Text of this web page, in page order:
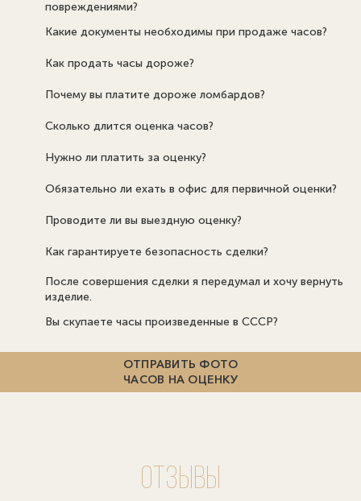
повреждениями?
Какие документы необходимы при продаже часов?
Как продать часы дороже?
Почему вы платите дороже ломбардов?
Сколько длится оценка часов?
Нужно ли платить за оценку?
Обязательно ли ехать в офис для первичной оценки?
Проводите ли вы выездную оценку?
Как гарантируете безопасность сделки?
После совершения сделки я передумал и хочу вернуть
изделие.
Вы скупаете часы произведенные в СССР?
ОТПРАВИТЬ ФОТО
ЧАСОВ НА ОЦЕНКУ
Отзывы